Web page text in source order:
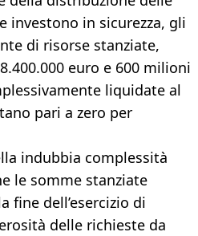
investono in sicurezza, gli
di risorse stanziate,
euro e 600 milioni
liquidate al
pari a zero per
indubbia complessità
le somme stanziate
fine dell’esercizio di
delle richieste da